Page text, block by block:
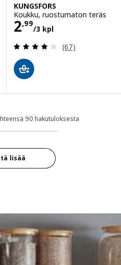
Arvostelut yhteensä:
KUNGSFORS
Koukku, ruostumaton teräs
2,99
/3 kpl
Hinta 2,99/3
Arvio: 4.1 / 5
(67)
90 hakutuloksesta
lisää